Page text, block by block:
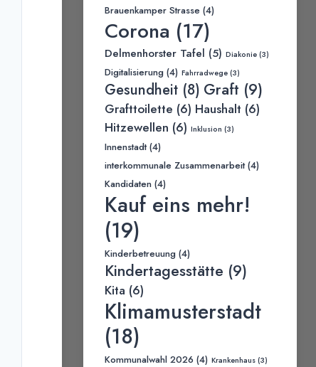
Brauenkamper Strasse (4)
Corona (17)
Delmenhorster Tafel (5) Diakonie (3)
Digitalisierung (4) Fahrradwege (3)
Gesundheit (8) Graft (9)
Grafttoilette (6) Haushalt (6)
Hitzewellen (6) Inklusion (3)
Innenstadt(4)
interkommunale Zusammenarbeit(4)
Kandidaten (4)
Kauf eins mehr!
(19)
Kinderbetreuung (4)
Kindertagesstätte (9)
Kita (6)
Klimamusterstadt
(18)
Kommunalwahl 2026 (4) Krankenhaus (3)